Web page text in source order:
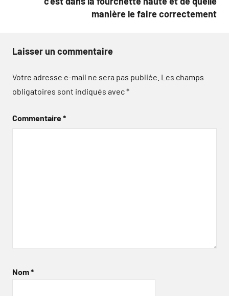
manière le faire correctement
Laisser un commentaire
Votre adresse e-mail ne sera pas publiée. Les champs
obligatoires sont indiqués avec*
Commentaire*
Nom*